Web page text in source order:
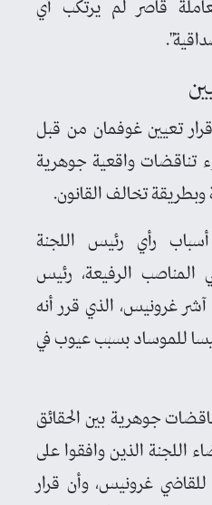
قاصر لم يرتكب أي
تعيين غوفمان من قبل
تناقضات واقعية جوهرية
وبطريقة تخالف القانون.
رأي رئيس اللجنة
المناصب الرفيعة، رئيس
آشر غرونيس، الذي قرر أنه
للموساد بسبب عيوب في
جوهرية بين الحقائق
اللجنة الذين وافقوا على
للقاضي غرونيس، وأن قرار